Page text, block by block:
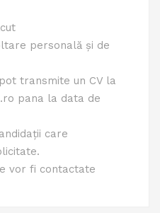
personală și de
transmite un CV la
pana la data de
care
vor fi contactate